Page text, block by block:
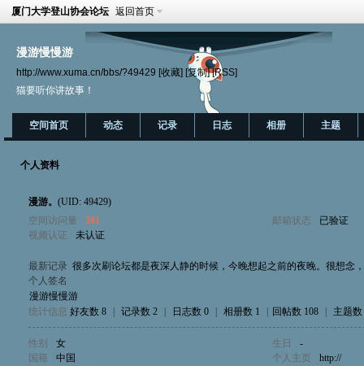
厦门大学登山协会论坛 返回首页
漫游慢慢游
http://www.xuma.cn/bbs/?49429 [收藏] [复制] [RSS]
猫要听你讲故事！
空间首页 动态 记录 日志 相册 主题
个人资料
漫游。 (UID: 49429)
空间访问量
201 邮箱状态
已验证
视频认证
未认证
最新记录 很多次刷论坛都是夜深人静的时候，今晚想起之前的夜晚。很想念
个人签名
漫游慢慢游
统计信息 好友数 8 记录数 2 日志数 0 相册数 1 回帖数 108 主题数
性别 女 生日
-
国籍
中国 个人主页
http://